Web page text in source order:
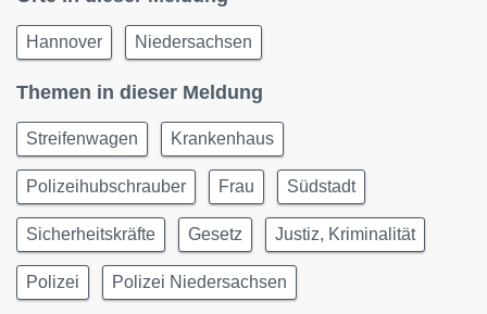
Hannover Niedersachsen
Themen in dieser Meldung
Streifenwagen Krankenhaus
Polizeihubschrauber Frau Südstadt
Sicherheitskräfte Gesetz Justiz, Kriminalität
Polizei Polizei Niedersachsen